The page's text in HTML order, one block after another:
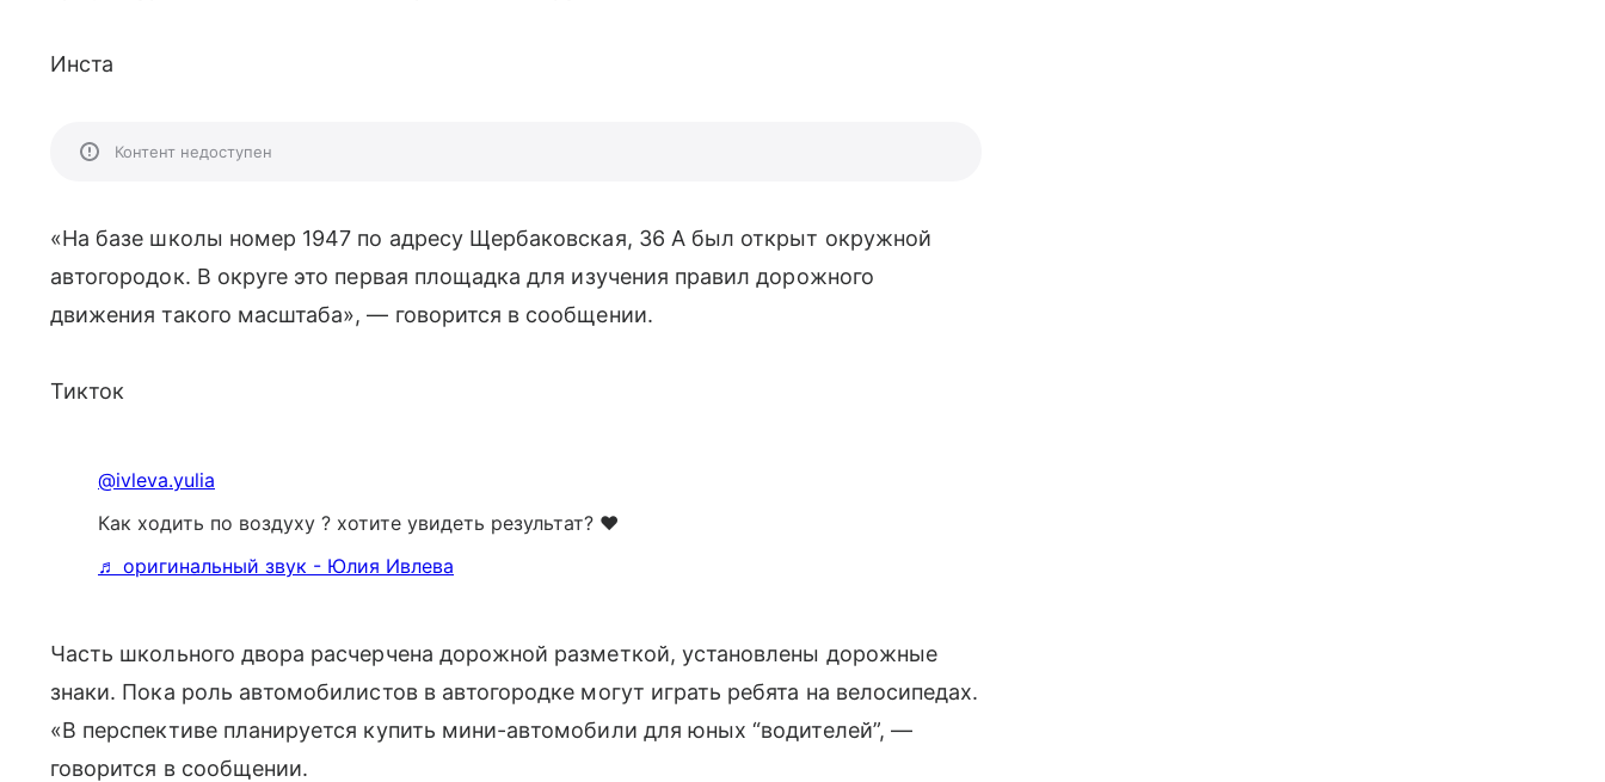
Инста
Контент недоступен
«На базе школы номер 1947 по адресу Щербаковская, 36 А был открыт окружной
автогородок. В округе это первая площадка для изучения правил дорожного
движения такого масштаба», — говорится в сообщении.
Тикток
@ivleva.yulia
Как ходить по воздуху ? хотите увидеть результат? ❤️
♬ оригинальный звук - Юлия Ивлева
Часть школьного двора расчерчена дорожной разметкой, установлены дорожные
знаки. Пока роль автомобилистов в автогородке могут играть ребята на велосипедах.
«В перспективе планируется купить мини-автомобили для юных “водителей”, —
говорится в сообщении.